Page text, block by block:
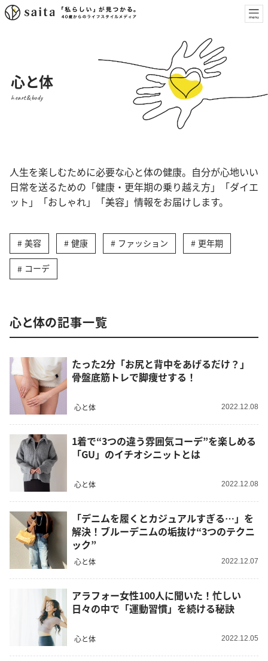
心と体
heart&body
人生を楽しむために必要な心と体の健康。自分が心地いい
日常を送るための「健康・更年期の乗り越え方」「ダイエ
ット」「おしゃれ」「美容」情報をお届けします。
美容 健康 ファッション 更年期
コーデ
心と体の記事一覧
たった2分「お尻と背中をあげるだけ？」
骨盤底筋トレで脚痩せする！
心と体 2022.12.08
1着で“3つの違う雰囲気コーデ”を楽しめる
「GU」のイチオシニットとは
心と体 2022.12.08
「デニムを履くとカジュアルすぎる…」を
解決！ブルーデニムの垢抜け“3つのテクニ
ック”
心と体 2022.12.07
アラフォー女性100人に聞いた！忙しい
日々の中で「運動習慣」を続ける秘訣
心と体 2022.12.05